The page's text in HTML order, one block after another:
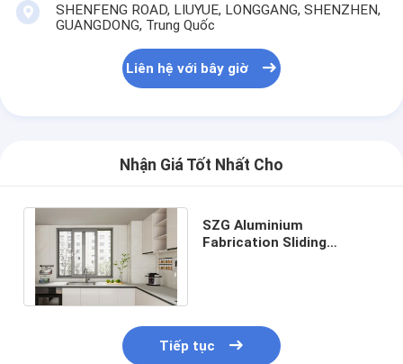
SHENFENG ROAD, LIUYUE, LONGGANG, SHENZHEN,
GUANGDONG, Trung Quốc
Liên hệ với bây giờ
Nhận Giá Tốt Nhất Cho
SZG Aluminium
Fabrication Sliding
Tiếp tục